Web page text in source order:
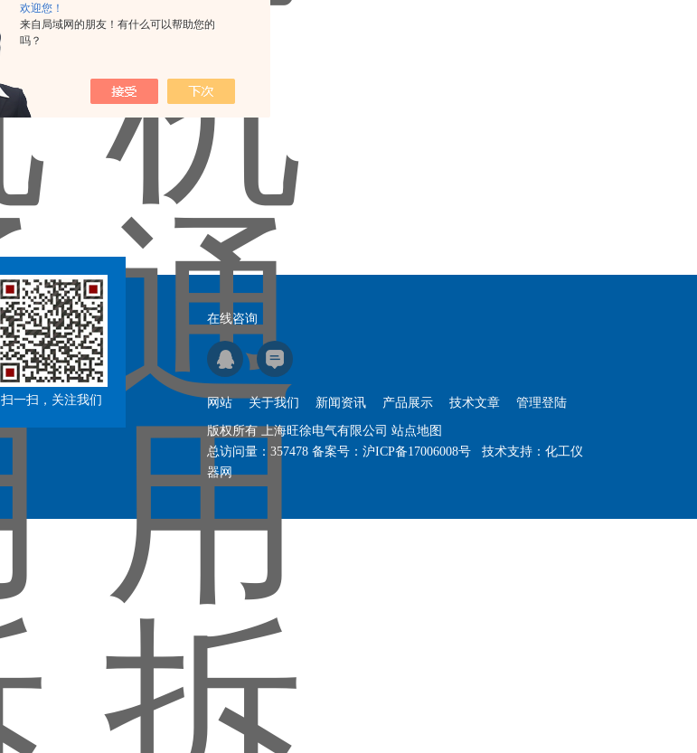
欢迎您！
来自局域网的朋友！有什么可以帮助您的
吗？
扫一扫，关注我们
在线咨询
网站 关于我们 新闻资讯 产品展示 技术文章 管理登陆
版权所有 上海旺徐电气有限公司 站点地图
总访问量： 357478 备案号： 沪ICP备17006008号 技术支持： 化工仪
器网